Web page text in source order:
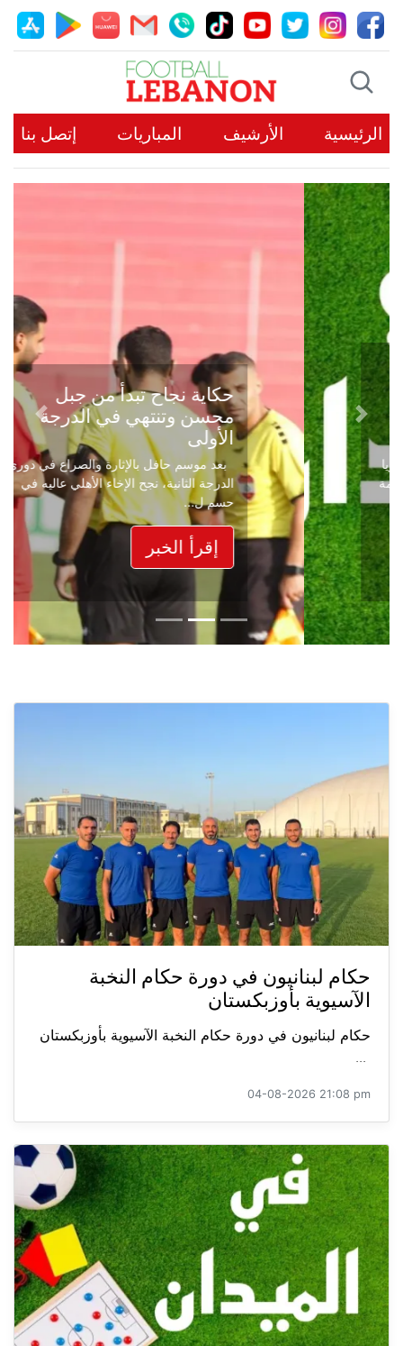
الرئيسية الأرشيف المباريات إتصل بنا
حكاية نجاح تبدأ من جبل
محسن وتنتهي في الدرجة
الأولى
بعد موسم حافل بالإثارة والصراع في دوري
الدرجة الثانية، نجح الإخاء الأهلي عاليه في
حسم ل...
إقرأ الخبر
Previous
Next
حكام لبنانيون في دورة حكام النخبة
الآسيوية بأوزبكستان
حكام لبنانيون في دورة حكام النخبة الآسيوية بأوزبكستان
...
04-08-2026 21:08 pm